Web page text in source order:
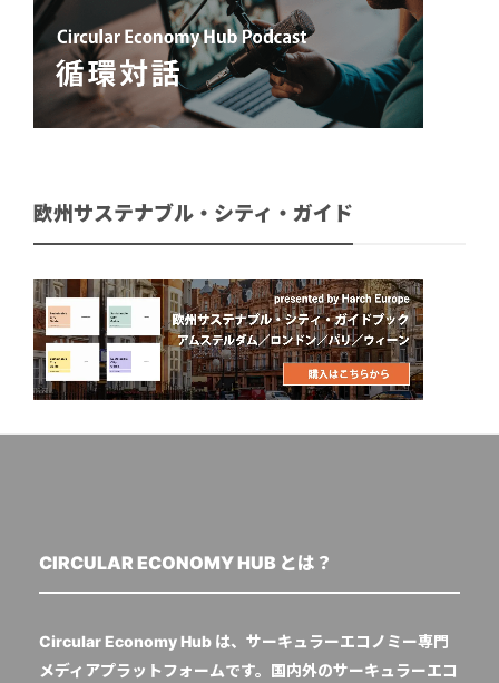
欧州サステナブル・シティ・ガイド
CIRCULAR ECONOMY HUB とは？
Circular Economy Hub は、サーキュラーエコノミー専門
メディアプラットフォームです。国内外のサーキュラーエコ